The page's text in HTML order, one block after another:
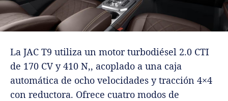
La JAC T9 utiliza un motor turbodiésel 2.0 CTI
de 170 CV y 410 N,, acoplado a una caja
automática de ocho velocidades y tracción 4×4
con reductora. Ofrece cuatro modos de